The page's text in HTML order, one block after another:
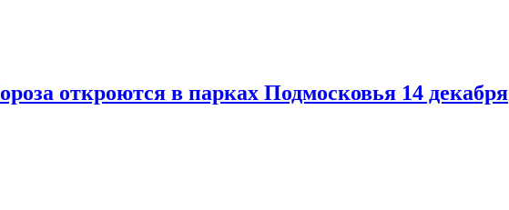
откроются в парках Подмосковья 14 декабря